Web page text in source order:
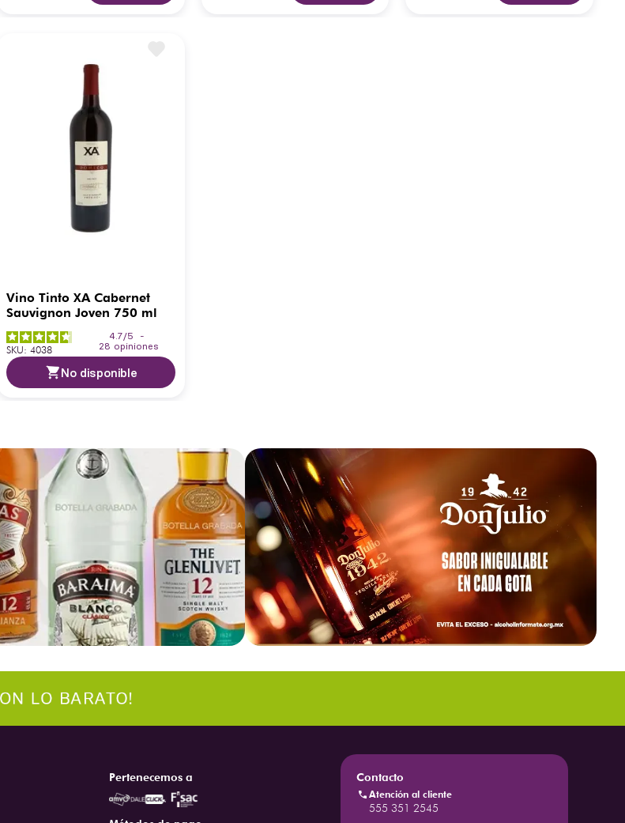
Vino Tinto XA Cabernet
Sauvignon Joven 750 ml
4.7/5
-
28 opiniones
SKU:4038
No disponible
Pertenecemos a Contacto
Atención al cliente
555 351 2545